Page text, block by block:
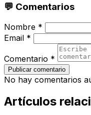
💬 Comentarios
Nombre *
Email *
Comentario *
Publicar comentario
No hay comentarios
Artículos